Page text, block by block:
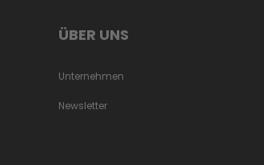
ÜBER UNS
Unternehmen
Newsletter